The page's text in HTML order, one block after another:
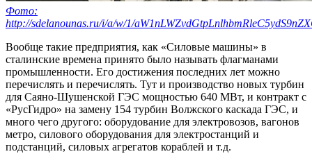
Фото:
http://sdelanounas.ru/i/a/w/1/
Вообще такие предприятия, как «Силовые машины» в
сталинские времена принято было называть флагманами
промышленности. Его достижения последних лет можно
перечислять и перечислять. Тут и производство новых турбин
для Саяно-Шушенской ГЭС мощностью 640 МВт, и контракт с
«РусГидро» на замену 154 турбин Волжского каскада ГЭС, и
много чего другого: оборудование для электровозов, вагонов
метро, силового оборудования для электростанций и
подстанций, силовых агрегатов кораблей и т.д.